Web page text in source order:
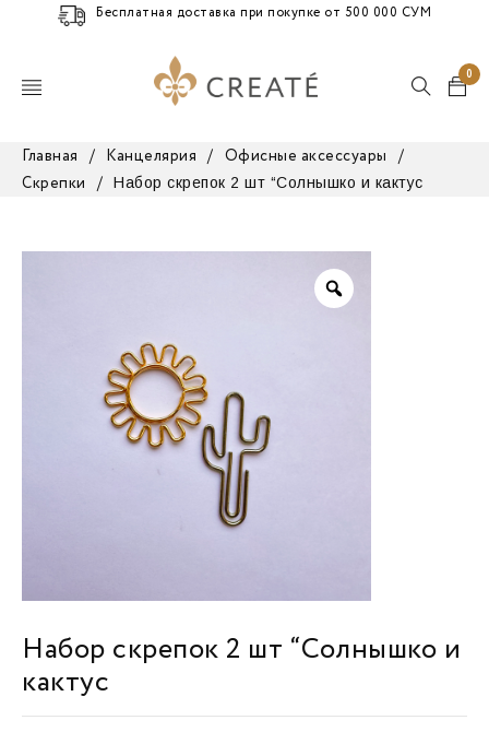
Бесплатная доставка при покупке от 500 000 СУМ
0
Главная / Канцелярия / Офисные аксессуары
/
Скрепки
/ Набор скрепок 2 шт “Солнышко и кактус
Набор скрепок 2 шт “Солнышко и
кактус